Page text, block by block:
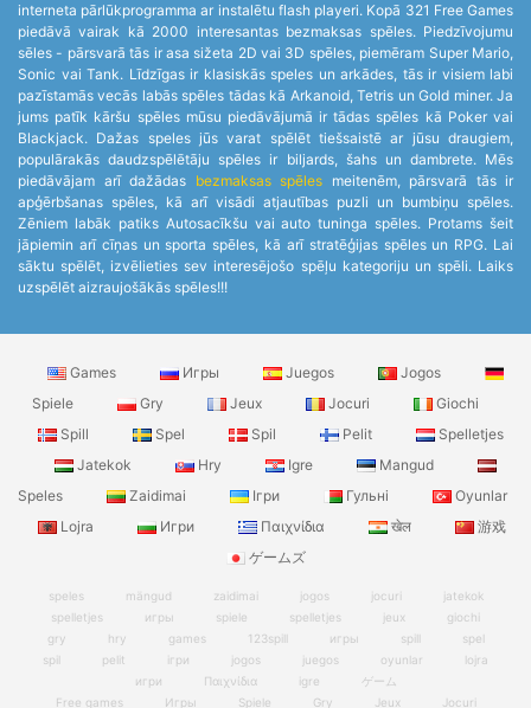
interneta pārlūkprogramma ar instalētu flash playeri. Kopā 321 Free Games
piedāvā vairak kā 2000 interesantas bezmaksas spēles. Piedzīvojumu
sēles - pārsvarā tās ir asa sižeta 2D vai 3D spēles, piemēram Super Mario,
Sonic vai Tank. Līdzīgas ir klasiskās speles un arkādes, tās ir visiem labi
pazīstamās vecās labās spēles tādas kā Arkanoid, Tetris un Gold miner. Ja
jums patīk kāršu spēles mūsu piedāvājumā ir tādas spēles kā Poker vai
Blackjack. Dažas speles jūs varat spēlēt tiešsaistē ar jūsu draugiem,
populārakās daudzspēlētāju spēles ir biljards, šahs un dambrete. Mēs
piedāvājam arī dažādas bezmaksas spēles meitenēm, pārsvarā tās ir
apģērbšanas spēles, kā arī visādi atjautības puzli un bumbiņu spēles.
Zēniem labāk patiks Autosacīkšu vai auto tuninga spēles. Protams šeit
jāpiemin arī cīņas un sporta spēles, kā arī stratēģijas spēles un RPG. Lai
sāktu spēlēt, izvēlieties sev interesējošo spēļu kategoriju un spēli. Laiks
uzspēlēt aizraujošākās spēles!!!
Games Игры Juegos
Jogos
Spiele
Gry Jeux Jocuri
Giochi
Spill
Spel Spil Pelit
Spelletjes
Jatekok
Hry Igre
Mangud
Speles
Zaidimai Ігри Гульні
Oyunlar
Lojra
Игри Παιχνίδια खेल
游戏
ゲームズ
speles mängud zaidimai jogos jocuri
jatekok
spelletjes
игры spiele spelletjes jeux
giochi
gry
hry games 123spill игры spill
spel
spil
pelit ігри jogos juegos oyunlar
lojra
игри
Παιχνίδια igre
ゲーム
Free games
Игры Spiele Gry Jeux Jocuri